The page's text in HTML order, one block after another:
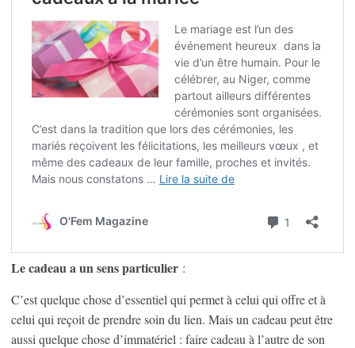
Le cadeau a un sens particulier :
C’est quelque chose d’essentiel qui permet à celui qui offre et à
celui qui reçoit de prendre soin du lien. Mais un cadeau peut être
aussi quelque chose d’immatériel : faire cadeau à l’autre de son